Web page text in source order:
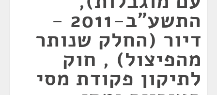
התשע"ב-2011 -
דיור (החלק שנותר
מהפיצול) , חוק
לתיקון פקודת מסי